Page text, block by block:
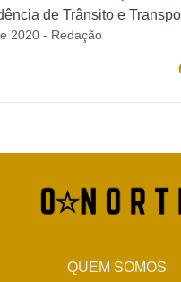
de Trânsito e
2020 - Redação
QUEM SOMOS